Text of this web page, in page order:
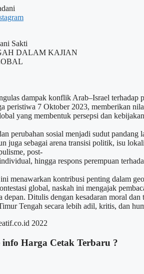
Sakti
DALAM KAJIAN
dampak konflik Arab–Israel terhadap
peristiwa 7 Oktober 2023, memberikan
yang membentuk persepsi dan
perubahan sosial menjadi sudut
juga sebagai arena transisi politik, isu
post-
hingga respons perempuan
menawarkan kontribusi penting dalam
global, naskah ini mengajak
depan. Ditulis dengan kesadaran moral
Tengah secara lebih adil, kritis, dan
2022
info Harga Cetak Terbaru ?